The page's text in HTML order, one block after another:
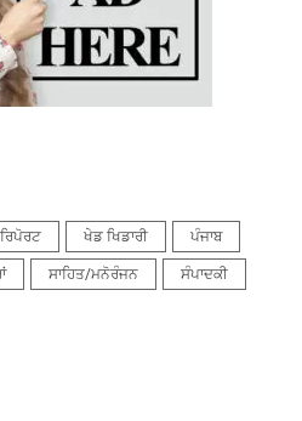
ਖੇਡ ਖਿਡਾਰੀ ਪੰਜਾਬ
ਸਾਹਿਤ/ਮਨੋਰੰਜਨ ਸੰਪਾਦਕੀ